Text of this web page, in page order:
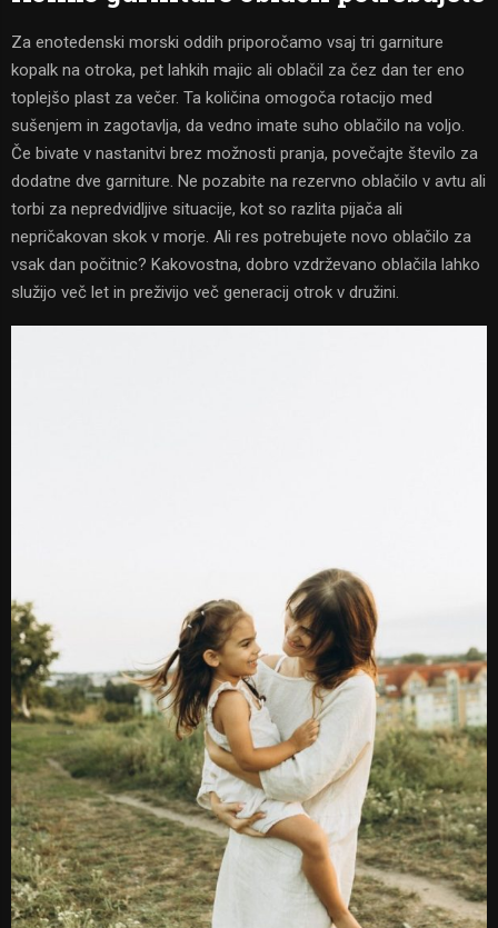
Za enotedenski morski oddih priporočamo vsaj tri garniture
kopalk na otroka, pet lahkih majic ali oblačil za čez dan ter eno
toplejšo plast za večer. Ta količina omogoča rotacijo med
sušenjem in zagotavlja, da vedno imate suho oblačilo na voljo.
Če bivate v nastanitvi brez možnosti pranja, povečajte število za
dodatne dve garniture. Ne pozabite na rezervno oblačilo v avtu ali
torbi za nepredvidljive situacije, kot so razlita pijača ali
nepričakovan skok v morje. Ali res potrebujete novo oblačilo za
vsak dan počitnic? Kakovostna, dobro vzdrževano oblačila lahko
služijo več let in preživijo več generacij otrok v družini.